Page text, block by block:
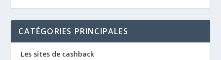
CATÉGORIES PRINCIPALES
Les sites de cashback